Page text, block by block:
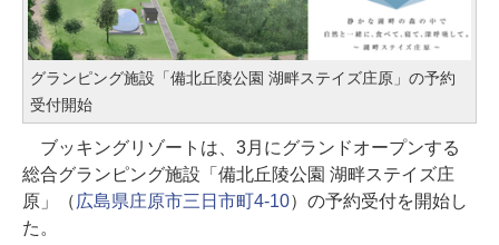
グランピング施設「備北丘陵公園 湖畔ステイズ庄原」の予約
受付開始
ブッキングリゾートは、3月にグランドオープンする
総合グランピング施設「備北丘陵公園 湖畔ステイズ庄
原」（ 広島県庄原市三日市町4-10）の予約受付を開始し
た。